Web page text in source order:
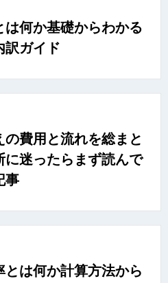
は何か基礎からわかる
訳ガイド
の費用と流れを総まと
に迷ったらまず読んで
事
とは何か計算方法から